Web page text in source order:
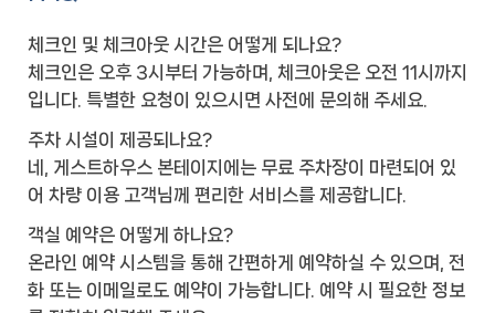
체크인 및 체크아웃 시간은 어떻게 되나요?
체크인은 오후 3시부터 가능하며, 체크아웃은 오전 11시까지
입니다. 특별한 요청이 있으시면 사전에 문의해 주세요.
주차 시설이 제공되나요?
네, 게스트하우스 본테이지에는 무료 주차장이 마련되어 있
어 차량 이용 고객님께 편리한 서비스를 제공합니다.
객실 예약은 어떻게 하나요?
온라인 예약 시스템을 통해 간편하게 예약하실 수 있으며, 전
화 또는 이메일로도 예약이 가능합니다. 예약 시 필요한 정보